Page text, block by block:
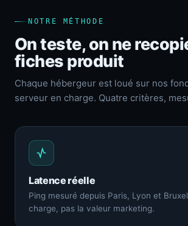
NOTRE MÉTHODE
On teste, on ne
fiches produit
Chaque hébergeur est loué sur nos
serveur en charge. Quatre critères,
Latence réelle
Ping mesuré depuis Paris, Lyon et
charge, pas la valeur marketing.